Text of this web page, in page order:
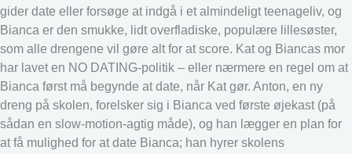
gider date eller forsøge at indgå i et almindeligt teenageliv, og
Bianca er den smukke, lidt overfladiske, populære lillesøster,
som alle drengene vil gøre alt for at score. Kat og Biancas mor
har lavet en NO DATING-politik – eller nærmere en regel om at
Bianca først må begynde at date, når Kat gør. Anton, en ny
dreng på skolen, forelsker sig i Bianca ved første øjekast (på
sådan en slow-motion-agtig måde), og han lægger en plan for
at få mulighed for at date Bianca; han hyrer skolens